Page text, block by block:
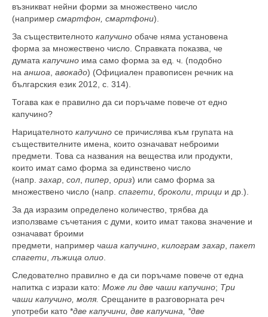
възникват нейни форми за множествено число
(например смартфон смартфони).
За съществителното капучино обаче няма установена
форма за множествено число. Справката показва, че
думата капучино има само форма за ед. ч. (подобно
на аншоа авокадо) (Официален правописен речник на
българския език 2012, с. 314).
Тогава как е правилно да си поръчаме повече от едно
капучино?
Нарицателното капучино се причислява към групата на
съществителните имена, които означават неброими
предмети. Това са названия на вещества или продукти,
които имат само форма за единствено число
(напр. захар сол пипер ориз) или само форма за
множествено число (напр. спагети броколи трици и др.).
За да изразим определено количество, трябва да
използваме съчетания с думи, които имат такова значение и
означават броими
предмети, например чаша капучино килограм захар пакет
спагети лъжица олио
Следователно правилно е да си поръчаме повече от една
напитка с изрази като: Може ли две чаши капучино; Три
чаши капучино, моля. Срещаните в разговорната реч
употреби като *две капучини, две капучина, *две